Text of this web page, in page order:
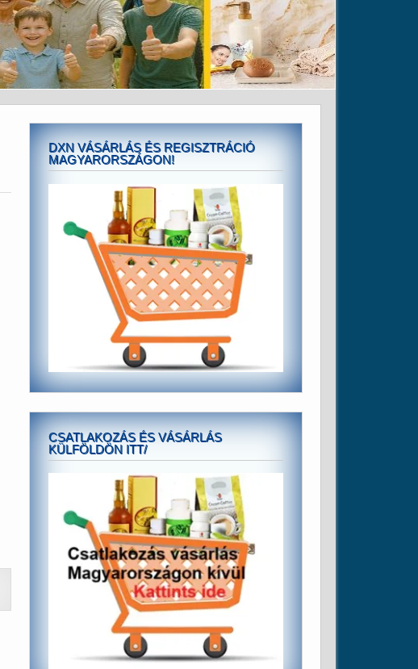
DXN VÁSÁRLÁS ÉS REGISZTRÁCIÓ
MAGYARORSZÁGON!
CSATLAKOZÁS ÉS VÁSÁRLÁS
KÜLFÖLDÖN ITT/